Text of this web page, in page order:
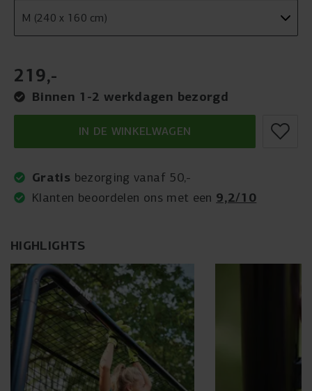
HIGHLIGHTS
219,-
Binnen 1-2 werkdagen bezorgd
IN DE WINKELWAGEN
Gratis bezorging vanaf 50,-
Klanten beoordelen ons met een 9,2/10